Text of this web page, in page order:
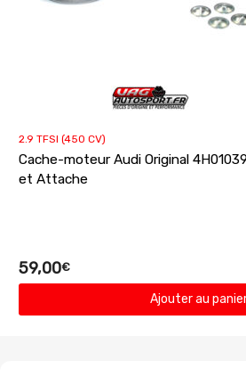
2.9 TFSI (450 CV)
Cache-moteur Audi Original
et Attache
59,00€
Ajouter au